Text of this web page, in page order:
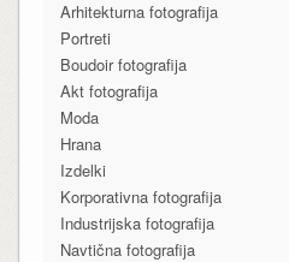
Arhitekturna fotografija
Portreti
Boudoir fotografija
Akt fotografija
Moda
Hrana
Izdelki
Korporativna fotografija
Industrijska fotografija
Navtična fotografija